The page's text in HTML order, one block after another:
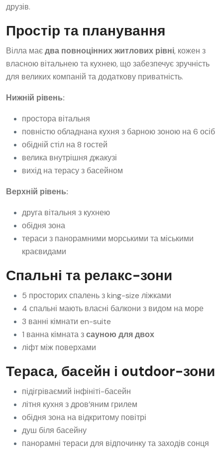
друзів.
Простір та планування
Вілла маєдва повноцінних житлових рівні, кожен з
власною вітальнею та кухнею, що забезпечує зручність
для великих компаній та додаткову приватність.
Нижній рівень:
простора вітальня
повністю обладнана кухня з барною зоною на 6 осіб
обідній стіл на 8 гостей
велика внутрішня джакузі
вихід на терасу з басейном
Верхній рівень:
друга вітальня з кухнею
обідня зона
тераси з панорамними морськими та міськими
краєвидами
Спальні та релакс-зони
5 просторих спалень з king-size ліжками
4 спальні мають власні балкони з видом на море
3 ванні кімнати en-suite
1 ванна кімната зсауною для двох
ліфт між поверхами
Тераса, басейн і outdoor-зони
підігріваємий інфініті-басейн
літня кухня з дров’яним грилем
обідня зона на відкритому повітрі
душ біля басейну
панорамні тераси для відпочинку та заходів сонця